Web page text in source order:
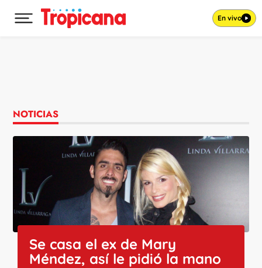
Desplegar menú principal En vivo
NOTICIAS
Se casa el ex de Mary
Méndez, así le pidió la mano